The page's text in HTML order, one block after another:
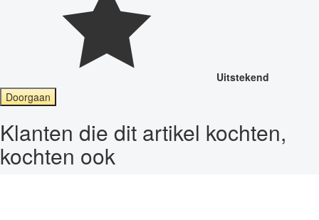
Uitstekend
Doorgaan
Klanten die dit artikel kochten,
kochten ook